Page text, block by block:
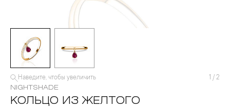
Наведите, чтобы увеличить 1 / 2
NIGHTSHADE
КОЛЬЦО ИЗ ЖЕЛТОГО